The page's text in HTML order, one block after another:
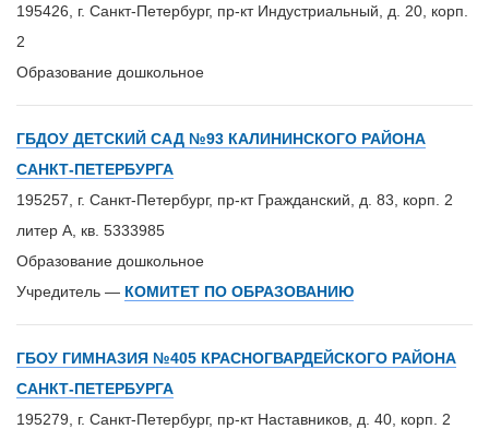
195426, г. Санкт-Петербург, пр-кт Индустриальный, д. 20, корп.
2
Образование дошкольное
ГБДОУ ДЕТСКИЙ САД №93 КАЛИНИНСКОГО РАЙОНА
САНКТ-ПЕТЕРБУРГА
195257, г. Санкт-Петербург, пр-кт Гражданский, д. 83, корп. 2
литер А, кв. 5333985
Образование дошкольное
Учредитель — КОМИТЕТ ПО ОБРАЗОВАНИЮ
ГБОУ ГИМНАЗИЯ №405 КРАСНОГВАРДЕЙСКОГО РАЙОНА
САНКТ-ПЕТЕРБУРГА
195279, г. Санкт-Петербург, пр-кт Наставников, д. 40, корп. 2